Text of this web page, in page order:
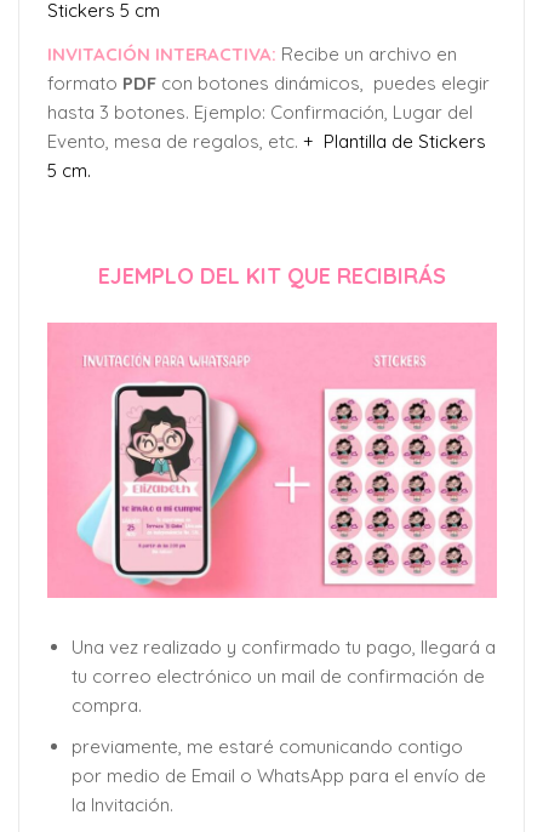
Stickers 5 cm
INVITACIÓN INTERACTIVA: Recibe un archivo en
formato PDFcon botones dinámicos, puedes elegir
hasta 3 botones. Ejemplo: Confirmación, Lugar del
Evento, mesa de regalos, etc. + Plantilla de Stickers
5 cm.
EJEMPLO DEL KIT QUE RECIBIRÁS
Una vez realizado y confirmado tu pago, llegará a
tu correo electrónico un mail de confirmación de
compra.
previamente, me estaré comunicando contigo
por medio de Email o WhatsApp para el envío de
la Invitación.